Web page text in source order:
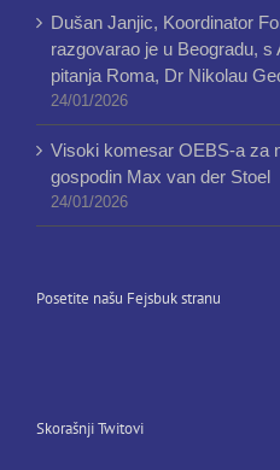
Dušan Janjic, Koordinator
razgovarao je u Beogradu,
pitanja Roma, Dr Nikolau
24/01/2026
Visoki komesar OEBS-a za
gospodin Max van der Stoel
24/01/2026
Posetite našu Fejsbuk stranu
Skorašnji Twitovi